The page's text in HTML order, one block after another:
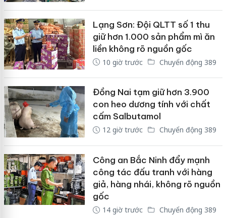
Lạng Sơn: Đội QLTT số 1 thu
giữ hơn 1.000 sản phẩm mì ăn
liền không rõ nguồn gốc
10 giờ trước Chuyển động 389
Đồng Nai tạm giữ hơn 3.900
con heo dương tính với chất
cấm Salbutamol
12 giờ trước Chuyển động 389
Công an Bắc Ninh đẩy mạnh
công tác đấu tranh với hàng
giả, hàng nhái, không rõ nguồn
gốc
14 giờ trước Chuyển động 389